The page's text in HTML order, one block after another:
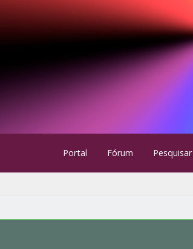
Portal Fórum Pesquisar